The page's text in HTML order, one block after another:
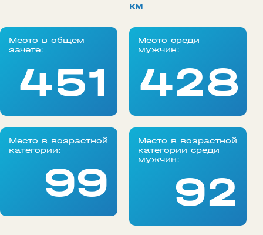
км
Место в общем
зачете:
451
Место среди
мужчин:
428
Место в возрастной
категории:
99
Место в возрастной
категории среди
мужчин:
92